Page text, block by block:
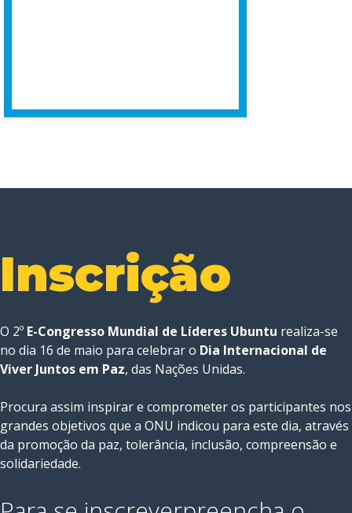
Inscrição
O 2º E-Congresso Mundial de Líderes Ubuntu realiza-se
no dia 16 de maio para celebrar o Dia Internacional de
Viver Juntos em Paz, das Nações Unidas.
Procura assim inspirar e comprometer os participantes nos
grandes objetivos que a ONU indicou para este dia, através
da promoção da paz, tolerância, inclusão, compreensão e
solidariedade.